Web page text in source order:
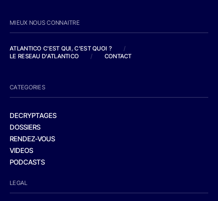
MIEUX NOUS CONNAITRE
ATLANTICO C'EST QUI, C'EST QUOI ?
/
LE RESEAU D'ATLANTICO
/ CONTACT
CATEGORIES
DECRYPTAGES
DOSSIERS
RENDEZ-VOUS
VIDEOS
PODCASTS
LEGAL